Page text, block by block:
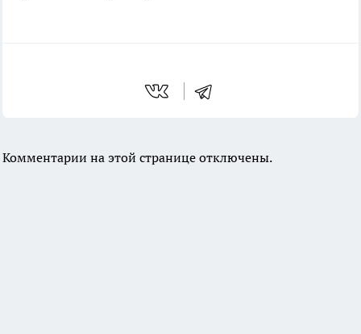
Комментарии на этой странице отключены.